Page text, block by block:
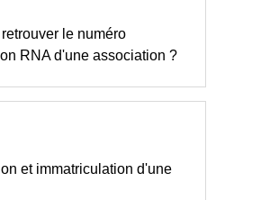
le numéro
RNA d'une association ?
et immatriculation d'une